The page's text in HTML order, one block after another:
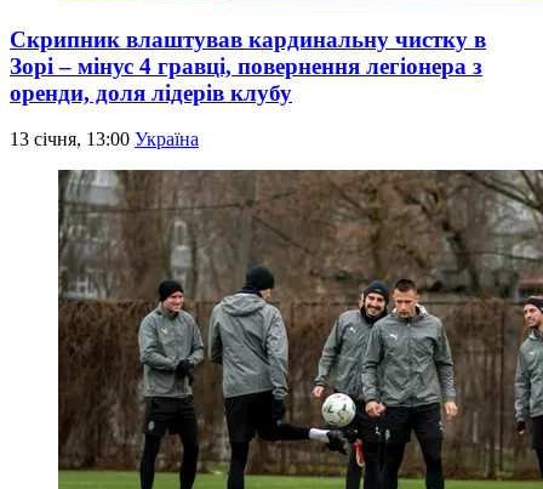
Скрипник влаштував кардинальну чистку в
Зорі – мінус 4 гравці, повернення легіонера з
оренди, доля лідерів клубу
13 січня, 13:00 Україна